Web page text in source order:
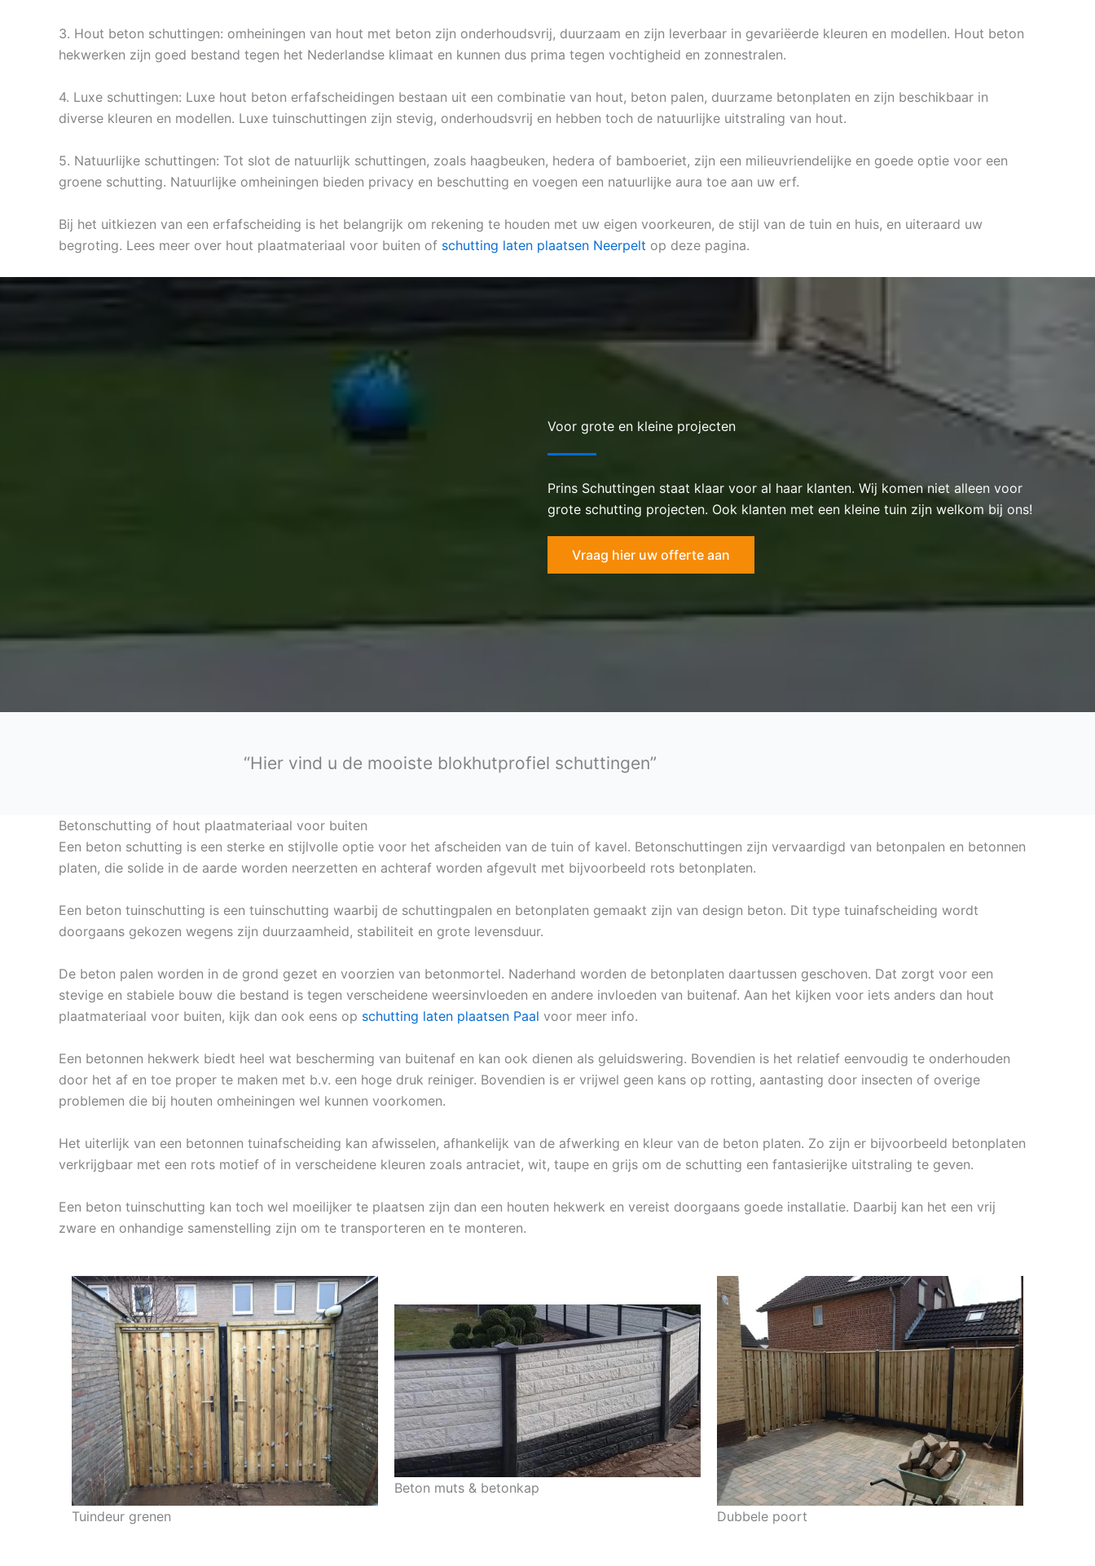
3. Hout beton schuttingen: omheiningen van hout met beton zijn onderhoudsvrij, duurzaam en zijn leverbaar in gevariëerde kleuren en modellen. Hout beton
hekwerken zijn goed bestand tegen het Nederlandse klimaat en kunnen dus prima tegen vochtigheid en zonnestralen.
4. Luxe schuttingen: Luxe hout beton erfafscheidingen bestaan uit een combinatie van hout, beton palen, duurzame betonplaten en zijn beschikbaar in
diverse kleuren en modellen. Luxe tuinschuttingen zijn stevig, onderhoudsvrij en hebben toch de natuurlijke uitstraling van hout.
5. Natuurlijke schuttingen: Tot slot de natuurlijk schuttingen, zoals haagbeuken, hedera of bamboeriet, zijn een milieuvriendelijke en goede optie voor een
groene schutting. Natuurlijke omheiningen bieden privacy en beschutting en voegen een natuurlijke aura toe aan uw erf.
Bij het uitkiezen van een erfafscheiding is het belangrijk om rekening te houden met uw eigen voorkeuren, de stijl van de tuin en huis, en uiteraard uw
begroting. Lees meer over hout plaatmateriaal voor buiten of schutting laten plaatsen Neerpelt op deze pagina.
Voor grote en kleine projecten
Prins Schuttingen staat klaar voor al haar klanten. Wij komen niet alleen voor
grote schutting projecten. Ook klanten met een kleine tuin zijn welkom bij ons!
Vraag hier uw offerte aan
“Hier vind u de mooiste blokhutprofiel schuttingen”
Betonschutting of hout plaatmateriaal voor buiten
Een beton schutting is een sterke en stijlvolle optie voor het afscheiden van de tuin of kavel. Betonschuttingen zijn vervaardigd van betonpalen en betonnen
platen, die solide in de aarde worden neerzetten en achteraf worden afgevult met bijvoorbeeld rots betonplaten.
Een beton tuinschutting is een tuinschutting waarbij de schuttingpalen en betonplaten gemaakt zijn van design beton. Dit type tuinafscheiding wordt
doorgaans gekozen wegens zijn duurzaamheid, stabiliteit en grote levensduur.
De beton palen worden in de grond gezet en voorzien van betonmortel. Naderhand worden de betonplaten daartussen geschoven. Dat zorgt voor een
stevige en stabiele bouw die bestand is tegen verscheidene weersinvloeden en andere invloeden van buitenaf. Aan het kijken voor iets anders dan hout
plaatmateriaal voor buiten, kijk dan ook eens op schutting laten plaatsen Paal voor meer info.
Een betonnen hekwerk biedt heel wat bescherming van buitenaf en kan ook dienen als geluidswering. Bovendien is het relatief eenvoudig te onderhouden
door het af en toe proper te maken met b.v. een hoge druk reiniger. Bovendien is er vrijwel geen kans op rotting, aantasting door insecten of overige
problemen die bij houten omheiningen wel kunnen voorkomen.
Het uiterlijk van een betonnen tuinafscheiding kan afwisselen, afhankelijk van de afwerking en kleur van de beton platen. Zo zijn er bijvoorbeeld betonplaten
verkrijgbaar met een rots motief of in verscheidene kleuren zoals antraciet, wit, taupe en grijs om de schutting een fantasierijke uitstraling te geven.
Een beton tuinschutting kan toch wel moeilijker te plaatsen zijn dan een houten hekwerk en vereist doorgaans goede installatie. Daarbij kan het een vrij
zware en onhandige samenstelling zijn om te transporteren en te monteren.
Tuindeur grenen
Beton muts & betonkap
Dubbele poort